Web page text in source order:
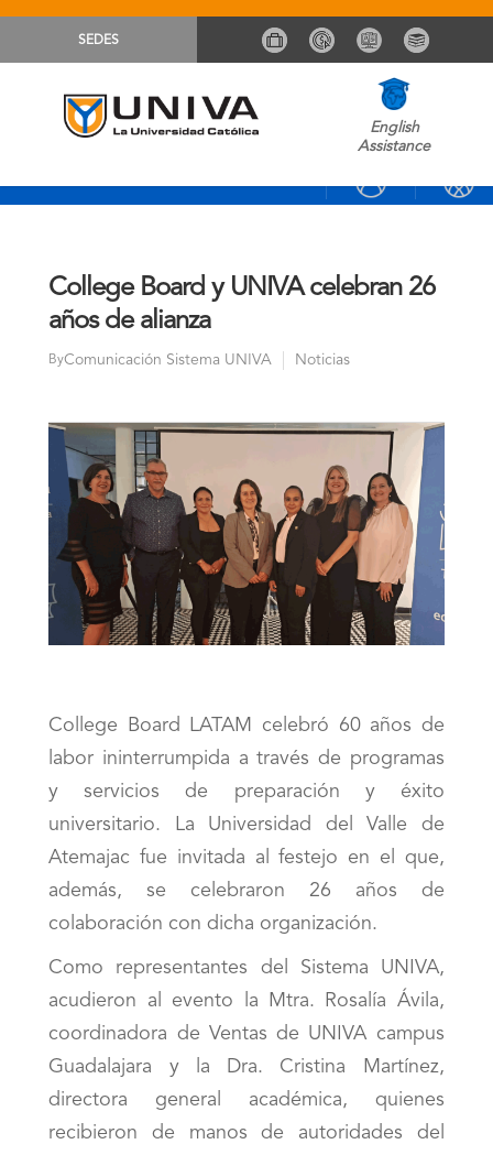
SEDES
English
Assistance
College Board y UNIVA celebran 26
años de alianza
ByComunicación Sistema UNIVA Noticias
College Board LATAM celebró 60 años de
labor ininterrumpida a través de programas
y servicios de preparación y éxito
universitario. La Universidad del Valle de
Atemajac fue invitada al festejo en el que,
además, se celebraron 26 años de
colaboración con dicha organización.
Como representantes del Sistema UNIVA,
acudieron al evento la Mtra. Rosalía Ávila,
coordinadora de Ventas de UNIVA campus
Guadalajara y la Dra. Cristina Martínez,
directora general académica, quienes
recibieron de manos de autoridades del